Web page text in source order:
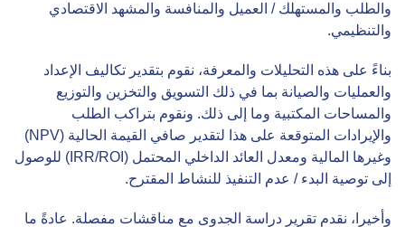
والطلب والمستهلك / العميل والمنافسة والمشهد الاقتصادي
والتنظيمي.
بناءً على هذه التحليلات والمعرفة، نقوم بتقدير تكاليف الإعداد
والعمليات والصيانة بما في ذلك التسويق والتخزين والتوزيع
والمساحات المكتبية وما إلى ذلك. ونقوم بتراكب الطلب
والإيرادات المتوقعة على هذا لتقدير صافي القيمة الحالية (NPV)
وغيرها المالية ومعدل العائد الداخلي المحتمل (IRR/ROI) للوصول
إلى توصية البدء / عدم التنفيذ للنشاط المقترح.
وأخيرا، نقدم تقرير دراسة الجدوى مع مناقشات مفصلة. عادةً ما